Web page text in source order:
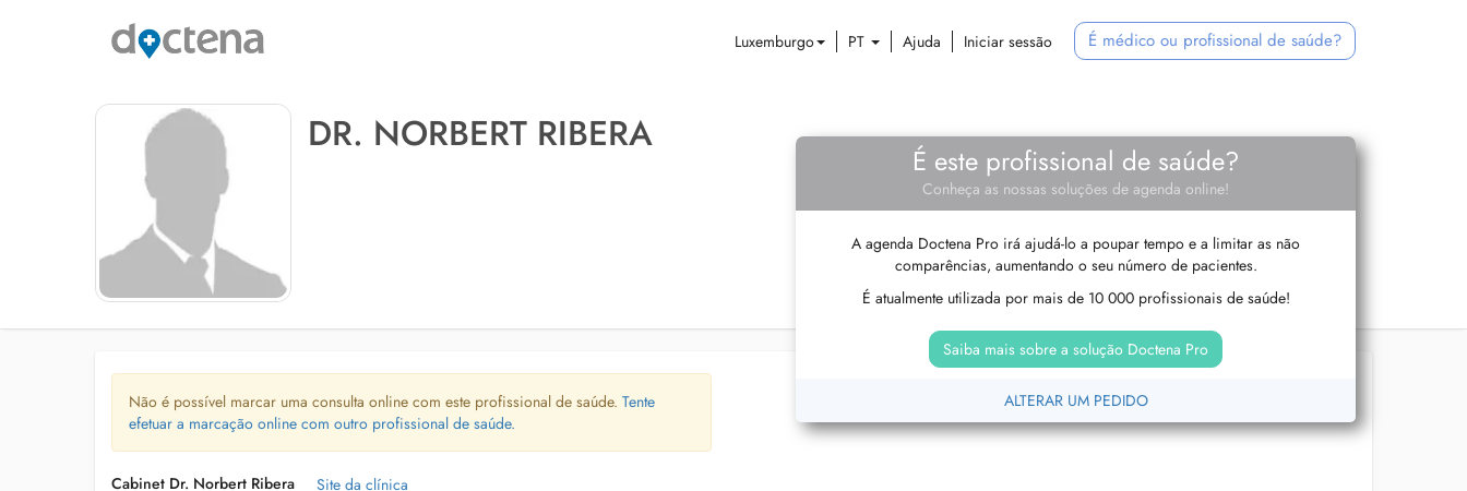
Luxemburgo PT Ajuda Iniciar sessão É médico ou profissional de saúde?
DR. NORBERT RIBERA
É este profissional de saúde?
Conheça as nossas soluções de agenda online!
A agenda Doctena Pro irá ajudá-lo a poupar tempo e a limitar as não
comparências, aumentando o seu número de pacientes.
É atualmente utilizada por mais de 10 000 profissionais de saúde!
Saiba mais sobre a solução Doctena Pro
ALTERAR UM PEDIDO
Não é possível marcar uma consulta online com este profissional de saúde. Tente
efetuar a marcação online com outro profissional de saúde.
Cabinet Dr. Norbert Ribera
Site da clínica